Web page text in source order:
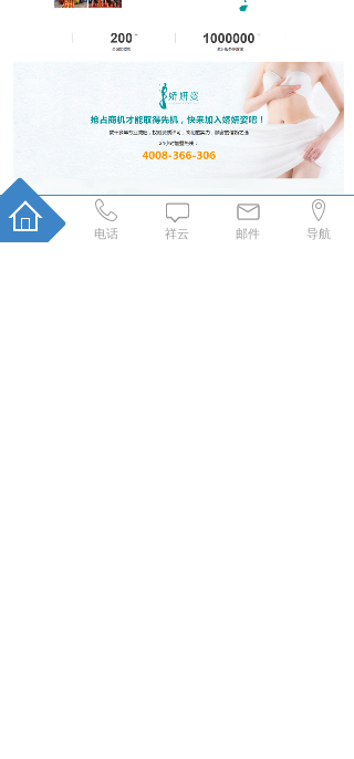
电话 祥云 邮件 导航